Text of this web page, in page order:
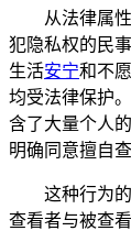
从法律属性
犯隐私权的民
生活安宁和不
均受法律保护
含了大量个人
明确同意擅自
这种行为的
查看者与被查